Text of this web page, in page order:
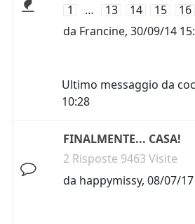
1
… 13 14 15 16
da Francine, 30/09/14
Ultimo messaggio da
10:28
FINALMENTE... CASA!
2 Risposte 9463 Visite
da happymissy, 08/07/